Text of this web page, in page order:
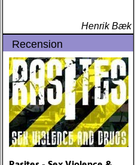
Henrik Bæk
Recension